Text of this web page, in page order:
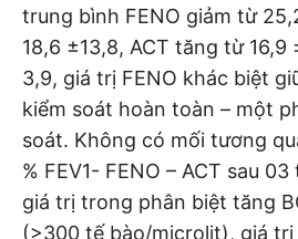
trung bình FENO giảm từ
18,6 ±13,8, ACT tăng từ 16,9
3,9, giá trị FENO khác biệt
kiểm soát hoàn toàn – một
soát. Không có mối tương
% FEV1- FENO – ACT sau
giá trị trong phân biệt tăng
(>300 tế bào/microlit), giá